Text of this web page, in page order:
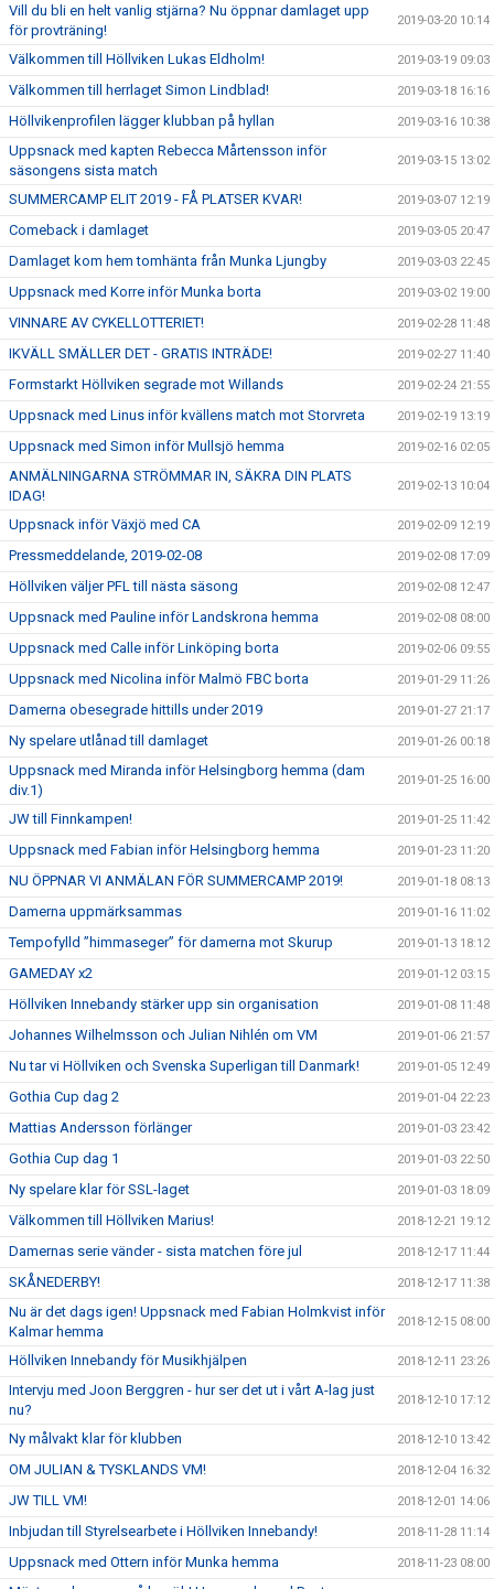
Vill du bli en helt vanlig stjärna? Nu öppnar damlaget upp
för provträning!
2019-03-20 10:14
Välkommen till Höllviken Lukas Eldholm! 2019-03-19 09:03
Välkommen till herrlaget Simon Lindblad! 2019-03-18 16:16
Höllvikenprofilen lägger klubban på hyllan 2019-03-16 10:38
Uppsnack med kapten Rebecca Mårtensson inför
säsongens sista match
2019-03-15 13:02
SUMMERCAMP ELIT 2019 - FÅ PLATSER KVAR! 2019-03-07 12:19
Comeback i damlaget 2019-03-05 20:47
Damlaget kom hem tomhänta från Munka Ljungby 2019-03-03 22:45
Uppsnack med Korre inför Munka borta 2019-03-02 19:00
VINNARE AV CYKELLOTTERIET! 2019-02-28 11:48
IKVÄLL SMÄLLER DET - GRATIS INTRÄDE! 2019-02-27 11:40
Formstarkt Höllviken segrade mot Willands 2019-02-24 21:55
Uppsnack med Linus inför kvällens match mot Storvreta 2019-02-19 13:19
Uppsnack med Simon inför Mullsjö hemma 2019-02-16 02:05
ANMÄLNINGARNA STRÖMMAR IN, SÄKRA DIN PLATS
IDAG!
2019-02-13 10:04
Uppsnack inför Växjö med CA 2019-02-09 12:19
Pressmeddelande, 2019-02-08 2019-02-08 17:09
Höllviken väljer PFL till nästa säsong 2019-02-08 12:47
Uppsnack med Pauline inför Landskrona hemma 2019-02-08 08:00
Uppsnack med Calle inför Linköping borta 2019-02-06 09:55
Uppsnack med Nicolina inför Malmö FBC borta 2019-01-29 11:26
Damerna obesegrade hittills under 2019 2019-01-27 21:17
Ny spelare utlånad till damlaget 2019-01-26 00:18
Uppsnack med Miranda inför Helsingborg hemma (dam
div.1)
2019-01-25 16:00
JW till Finnkampen! 2019-01-25 11:42
Uppsnack med Fabian inför Helsingborg hemma 2019-01-23 11:20
NU ÖPPNAR VI ANMÄLAN FÖR SUMMERCAMP 2019! 2019-01-18 08:13
Damerna uppmärksammas 2019-01-16 11:02
Tempofylld ”himmaseger” för damerna mot Skurup 2019-01-13 18:12
GAMEDAY x2 2019-01-12 03:15
Höllviken Innebandy stärker upp sin organisation 2019-01-08 11:48
Johannes Wilhelmsson och Julian Nihlén om VM 2019-01-06 21:57
Nu tar vi Höllviken och Svenska Superligan till Danmark! 2019-01-05 12:49
Gothia Cup dag 2 2019-01-04 22:23
Mattias Andersson förlänger 2019-01-03 23:42
Gothia Cup dag 1 2019-01-03 22:50
Ny spelare klar för SSL-laget 2019-01-03 18:09
Välkommen till Höllviken Marius! 2018-12-21 19:12
Damernas serie vänder - sista matchen före jul 2018-12-17 11:44
SKÅNEDERBY! 2018-12-17 11:38
Nu är det dags igen! Uppsnack med Fabian Holmkvist inför
Kalmar hemma
2018-12-15 08:00
Höllviken Innebandy för Musikhjälpen 2018-12-11 23:26
Intervju med Joon Berggren - hur ser det ut i vårt A-lag just
nu?
2018-12-10 17:12
Ny målvakt klar för klubben 2018-12-10 13:42
OM JULIAN & TYSKLANDS VM! 2018-12-04 16:32
JW TILL VM! 2018-12-01 14:06
Inbjudan till Styrelsearbete i Höllviken Innebandy! 2018-11-28 11:14
Uppsnack med Ottern inför Munka hemma 2018-11-23 08:00